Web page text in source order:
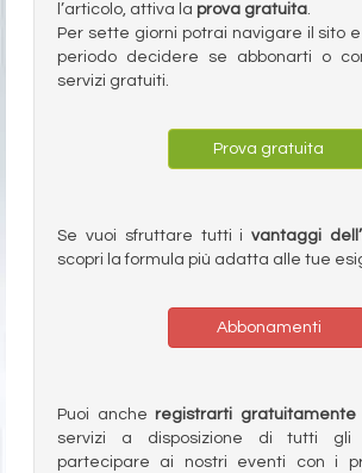
l’articolo, attiva la prova gratuita.
Per sette giorni potrai navigare il sito
periodo decidere se abbonarti o
servizi gratuiti.
Prova gratuita
Se vuoi sfruttare tutti ivantaggi
scopri la formula più adatta alle tue
Abbonamenti
Puoi anche registrarti gratuitamente
servizi a disposizione di tutti gli
partecipare ai nostri eventi con i